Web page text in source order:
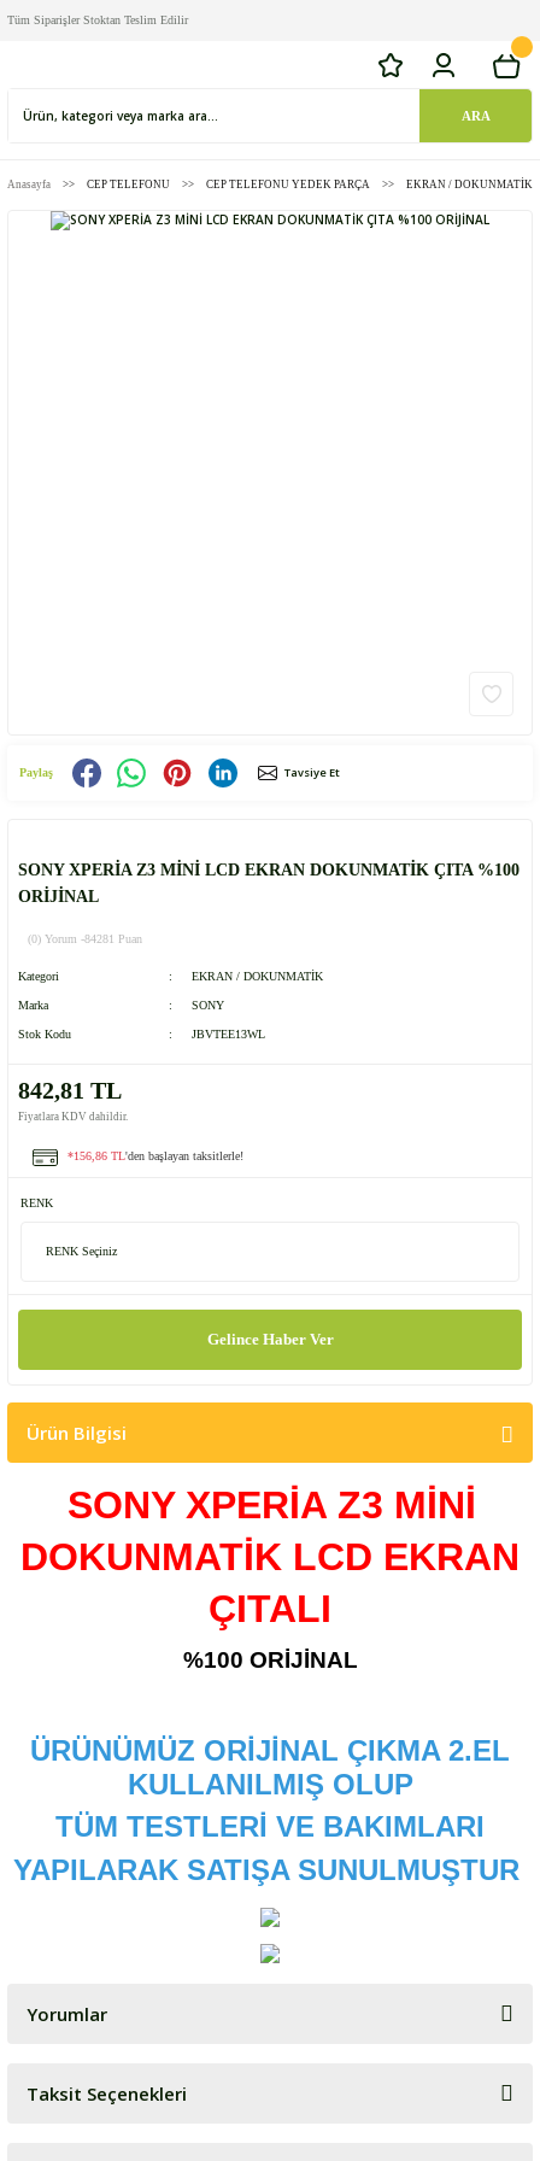
Tüm Siparişler Stoktan Teslim Edilir
ARA
Anasayfa CEP TELEFONU CEP TELEFONU YEDEK PARÇA EKRAN / DOKUNMATİK
Paylaş Tavsiye Et
SONY XPERİA Z3 MİNİ LCD EKRAN DOKUNMATİK ÇITA %100
ORİJİNAL
(0) Yorum -84281 Puan
Kategori EKRAN / DOKUNMATİK
Marka SONY
Stok Kodu JBVTEE13WL
842,81 TL
Fiyatlara KDV dahildir.
*156,86 TL'den başlayan taksitlerle!
RENK
Gelince Haber Ver
Ürün Bilgisi
SONY XPERİA Z3 MİNİ
DOKUNMATİK LCD EKRAN
ÇITALI
%100 ORİJİNAL
ÜRÜNÜMÜZ ORİJİNAL ÇIKMA 2.EL
KULLANILMIŞ OLUP
TÜM TESTLERİ VE BAKIMLARI
YAPILARAK SATIŞA SUNULMUŞTUR
Yorumlar
Bu ürüne ilk yorumu siz yapın!
Taksit Seçenekleri